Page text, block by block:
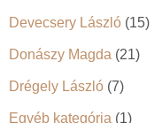
Devecsery László (15)
Donászy Magda (21)
Drégely László (7)
Egyéb kategória (1)